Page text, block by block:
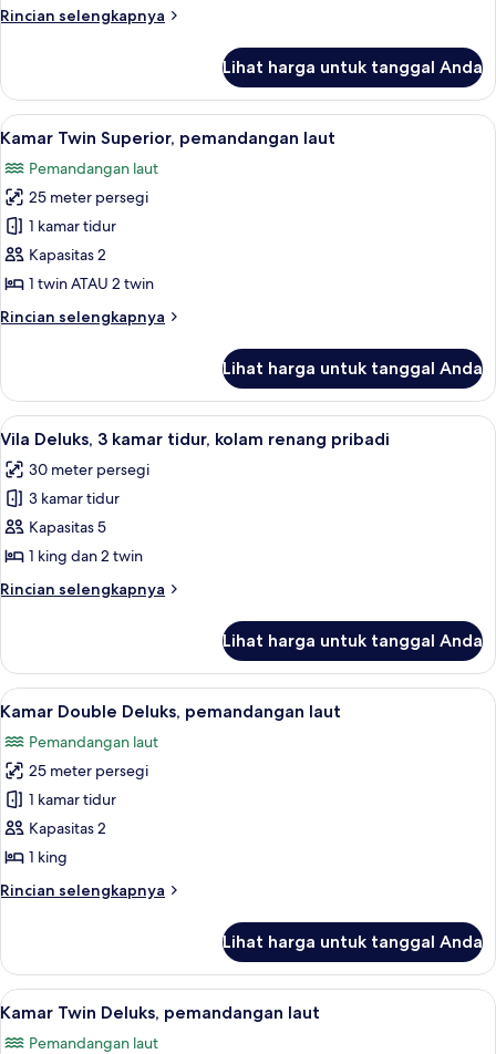
laut
Rincian selengkapnya
Rincian
Kamar
Double
Superior,
laut
Lihat harga untuk tanggal Anda
Lihat
semua
foto
untuk
Kamar
Twin
Superior,
laut
Kamar Twin Superior,
7
Kamar Twin Superior, pemandangan laut
Pemandangan laut
25 meter persegi
1 kamar tidur
Kapasitas 2
1 twin ATAU 2 twin
Rincian selengkapnya
Rincian
Kamar
Twin
Superior,
laut
Lihat harga untuk tanggal Anda
Lihat
semua
foto
untuk
Vila
Deluks,
3
kamar
kolam
renang
pribadi
Vila Deluks, 3 kamar tidur, kolam
7
Vila Deluks, 3 kamar tidur, kolam renang pribadi
30 meter persegi
3 kamar tidur
Kapasitas 5
1 king dan 2 twin
Rincian selengkapnya
Rincian
Vila
Deluks,
3
tidur,
kolam
renang
pribadi
Lihat harga untuk tanggal Anda
Lihat
semua
foto
untuk
Kamar
Double
Deluks,
laut
Kamar Double Deluks,
6
Kamar Double Deluks, pemandangan laut
Pemandangan laut
25 meter persegi
1 kamar tidur
Kapasitas 2
1 king
Rincian selengkapnya
Rincian
Kamar
Double
Deluks,
laut
Lihat harga untuk tanggal Anda
Lihat
semua
Kamar Twin Deluks, pemandangan
6
Kamar Twin Deluks, pemandangan laut
Pemandangan laut